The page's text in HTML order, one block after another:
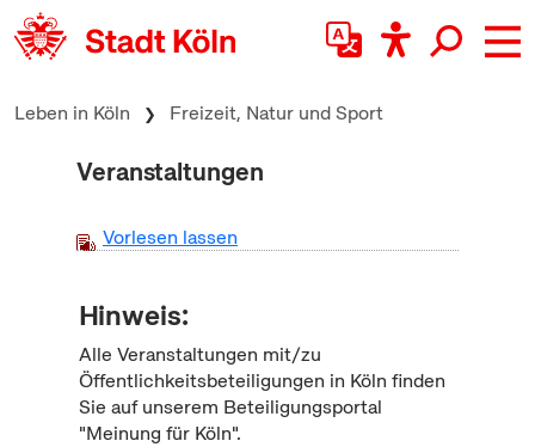
zum Inhalt springen
Leben in Köln Freizeit, Natur und Sport
Veranstaltungen
Vorlesen lassen
Hinweis:
Alle Veranstaltungen mit/zu
Öffentlichkeitsbeteiligungen in Köln finden
Sie auf unserem Beteiligungsportal
"Meinung für Köln".